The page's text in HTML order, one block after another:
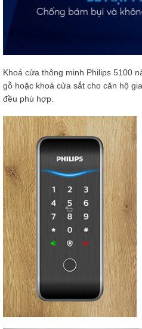
Khoá cửa thông minh Philips 5100
gỗ hoặc khoá cửa sắt cho căn hộ
đều phù hợp.